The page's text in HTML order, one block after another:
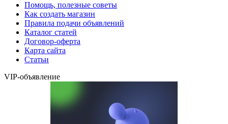
Помощь, полезные советы
Как создать магазин
Правила подачи объявлений
Каталог статей
Договор-оферта
Карта сайта
Статьи
VIP-объявление